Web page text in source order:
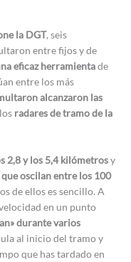
la DGT, seis
entre fijos y de
eficaz herramientade
entre los más
alcanzaron las
radares de tramo de la
2,8 y los 5,4 kilómetrosy
oscilan entre los 100
de ellos es sencillo. A
en un punto
durante varios
al inicio del tramo y
que has tardado en